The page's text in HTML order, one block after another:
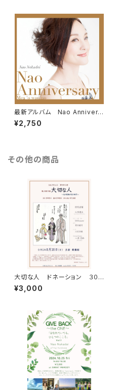
最新アルバム Nao Annivers
ary
¥2,750
その他の商品
大切な人 ドネーション ３００
０円
¥3,000